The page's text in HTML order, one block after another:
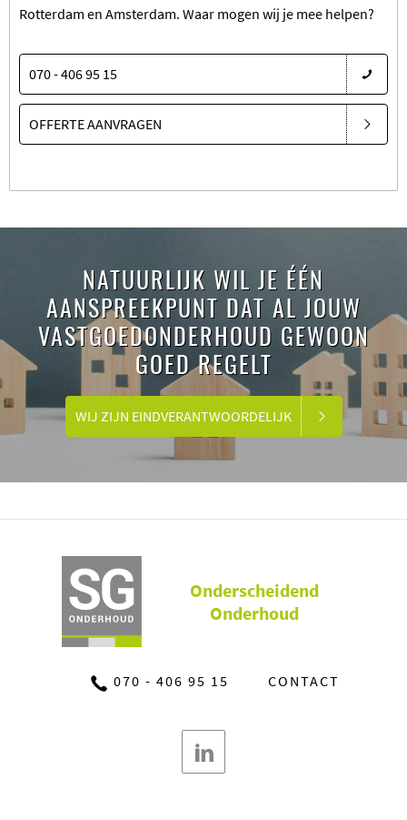
Rotterdam en Amsterdam. Waar mogen wij je mee helpen?
070 - 406 95 15
OFFERTE AANVRAGEN
NATUURLIJK WIL JE ÉÉN
AANSPREEKPUNT DAT AL JOUW
VASTGOEDONDERHOUD GEWOON
GOED REGELT
WIJ ZIJN EINDVERANTWOORDELIJK
Onderscheidend
Onderhoud
070 - 406 95 15 CONTACT